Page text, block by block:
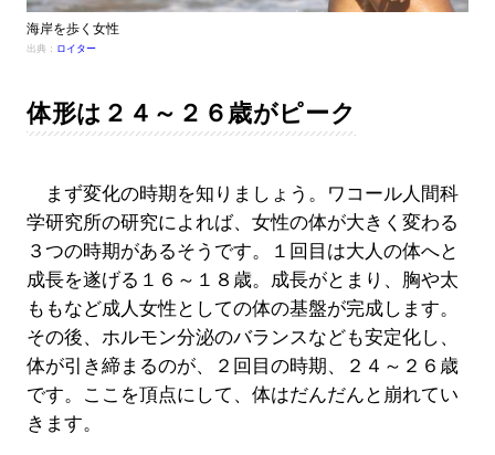
海岸を歩く女性
出典： ロイター
体形は２４～２６歳がピーク
まず変化の時期を知りましょう。ワコール人間科
学研究所の研究によれば、女性の体が大きく変わる
３つの時期があるそうです。１回目は大人の体へと
成長を遂げる１６～１８歳。成長がとまり、胸や太
ももなど成人女性としての体の基盤が完成します。
その後、ホルモン分泌のバランスなども安定化し、
体が引き締まるのが、２回目の時期、２４～２６歳
です。ここを頂点にして、体はだんだんと崩れてい
きます。